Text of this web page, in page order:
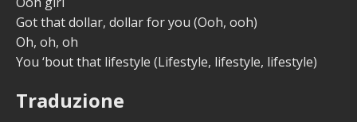
Got that dollar, dollar for you (Ooh, ooh)
Oh, oh, oh
You ‘bout that lifestyle (Lifestyle, lifestyle, lifestyle)
Traduzione